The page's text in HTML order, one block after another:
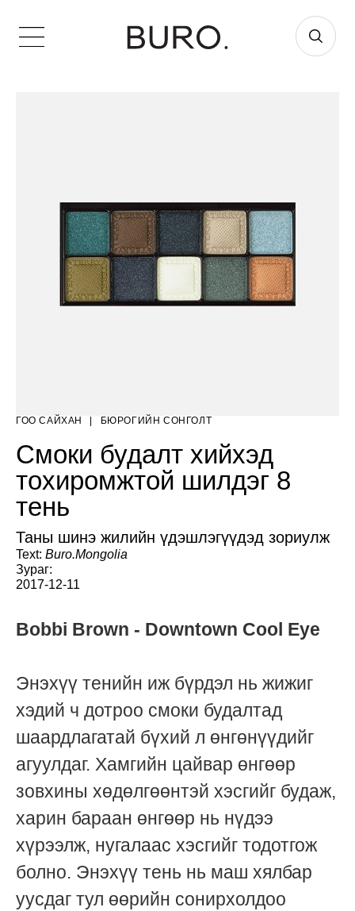
ГОО САЙХАН БЮРОГИЙН СОНГОЛТ
Смоки будалт хийхэд
тохиромжтой шилдэг 8
тень
Таны шинэ жилийн үдэшлэгүүдэд зориулж
Text: Buro.Mongolia
Зураг:
2017-12-11
Bobbi Brown - Downtown Cool Eye
Энэхүү тенийн иж бүрдэл нь жижиг
хэдий ч дотроо смоки будалтад
шаардлагатай бүхий л өнгөнүүдийг
агуулдаг. Хамгийн цайвар өнгөөр
зовхины хөдөлгөөнтэй хэсгийг будаж,
харин бараан өнгөөр нь нүдээ
хүрээлж, нугалаас хэсгийг тодотгож
болно. Энэхүү тень нь маш хялбар
уусдаг тул өөрийн сонирхолдоо